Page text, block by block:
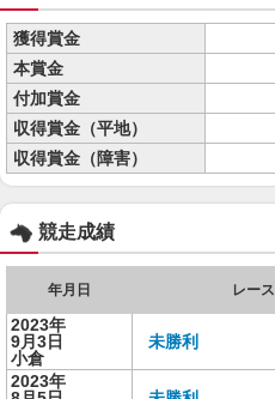
獲得賞金
本賞金
付加賞金
収得賞金（平地）
収得賞金（障害）
競走成績
年月日 レース
2023年
9月3日
小倉
未勝利
2023年